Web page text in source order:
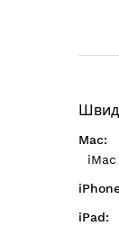
Mac:
iMac
iPad: